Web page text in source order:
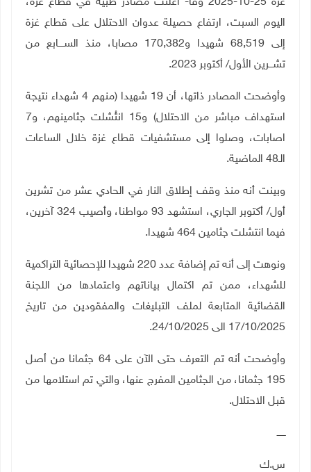
اليوم السبت، ارتفاع حصيلة عدوان الاحتلال على قطاع غزة
إلى 68,519 شهيدا و170,382 مصابا، منذ الســــابع من
تشـــرين الأول/ أكتوبر 2023
.
وأوضحت المصادر ذاتها، أن 19 شهيدا (منهم 4 شهداء نتيجة
استهداف مباشر من الاحتلال) و15 انتُشلت جثامينهم، و7
اصابات، وصلوا إلى مستشفيات قطاع غزة خلال الساعات
الـ48 الماضية
.
وبينت أنه منذ وقف إطلاق النار في الحادي عشر من تشرين
أول/ أكتوبر الجاري، استشهد 93 مواطنا، وأصيب 324 آخرين،
فيما انتشلت جثامين 464 شهيدا
.
ونوهت إلى أنه تم إضافة عدد 220 شهيدا للإحصائية التراكمية
للشهداء، ممن تم اكتمال بياناتهم واعتمادها من اللجنة
القضائية المتابعة لملف التبليغات والمفقودين من تاريخ
17/10/2025 الى 24/10/2025
.
وأوضحت أنه تم التعرف حتى الآن على 64 جثمانا من أصل
195 جثمانا، من الجثامين المفرج عنها، والتي تم استلامها من
قبل الاحتلال.
ــــــ
س.ك